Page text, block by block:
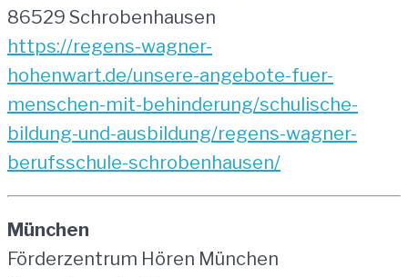
86529 Schrobenhausen
https://regens-wagner-
hohenwart.de/unsere-angebote-fuer-
menschen-mit-behinderung/schulische-
bildung-und-ausbildung/regens-wagner-
berufsschule-schrobenhausen/
München
Förderzentrum Hören München